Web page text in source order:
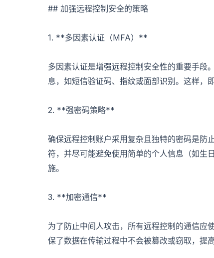
## 加强远程控制安全的策略
1. **多因素认证（MFA）**
多因素认证是增强远程控制安全性的重要手段
息，如短信验证码、指纹或面部识别。这样，
2. **强密码策略**
确保远程控制账户采用复杂且独特的密码是防
符，并尽可能避免使用简单的个人信息（如生
施。
3. **加密通信**
为了防止中间人攻击，所有远程控制的通信
保了数据在传输过程中不会被篡改或窃取，提